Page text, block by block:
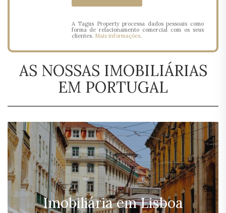
A Tagus Property processa dados pessoais como
forma de relacionamento comercial com os seus
clientes. Mais informações.
AS NOSSAS IMOBILIÁRIAS
EM PORTUGAL
Imobiliária em Lisboa